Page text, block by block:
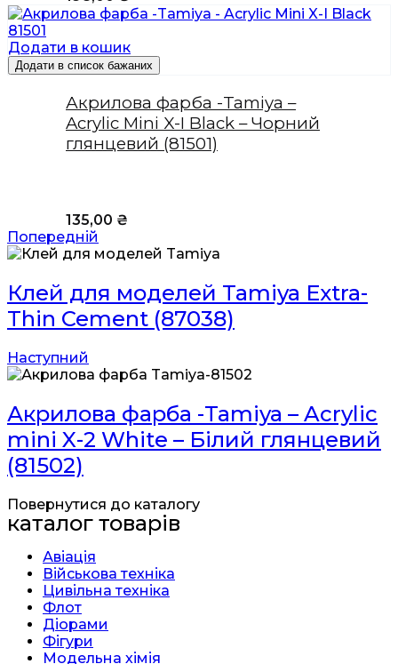
Додати в кошик
Додати в список бажаних
Акрилова фарба -Tamiya –
Acrylic Mini X-I Black – Чорний
глянцевий (81501)
135,00 ₴
Попередній
Клей для моделей Tamiya Extra-
Thin Cement (87038)
Наступний
Акрилова фарба -Tamiya – Acrylic
mini X-2 White – Білий глянцевий
(81502)
Повернутися до каталогу
каталог товарів
Авіація
Військова техніка
Цивільна техніка
Флот
Діорами
Фігури
Модельна хімія